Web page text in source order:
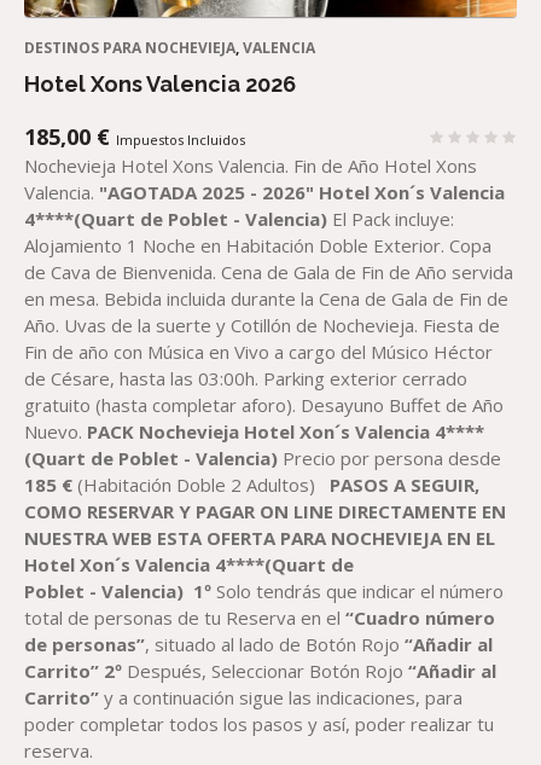
DESTINOS PARA NOCHEVIEJA,VALENCIA
Hotel Xons Valencia 2026
185,00 € Impuestos Incluidos
Nochevieja Hotel Xons Valencia. Fin de Año Hotel Xons
Valencia. "AGOTADA 2025 - 2026" Hotel Xon´s Valencia
4****(Quart de Poblet - Valencia) El Pack incluye:
Alojamiento 1 Noche en Habitación Doble Exterior. Copa
de Cava de Bienvenida. Cena de Gala de Fin de Año servida
en mesa. Bebida incluida durante la Cena de Gala de Fin de
Año. Uvas de la suerte y Cotillón de Nochevieja. Fiesta de
Fin de año con Música en Vivo a cargo del Músico Héctor
de Césare, hasta las 03:00h. Parking exterior cerrado
gratuito (hasta completar aforo). Desayuno Buffet de Año
Nuevo. PACK Nochevieja Hotel Xon´s Valencia 4****
(Quart de Poblet - Valencia) Precio por persona desde
185 € (Habitación Doble 2 Adultos) PASOS A SEGUIR,
COMO RESERVAR Y PAGAR ON LINE DIRECTAMENTE EN
NUESTRA WEB ESTA OFERTA PARA NOCHEVIEJA EN EL
Hotel Xon´s Valencia 4****(Quart de
Poblet - Valencia) 1º Solo tendrás que indicar el número
total de personas de tu Reserva en el“Cuadro número
de personas”, situado al lado de Botón Rojo“Añadir al
Carrito” 2º Después, Seleccionar Botón Rojo“Añadir al
Carrito” y a continuación sigue las indicaciones, para
poder completar todos los pasos y así, poder realizar tu
reserva.